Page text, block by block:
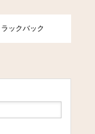
ックバック